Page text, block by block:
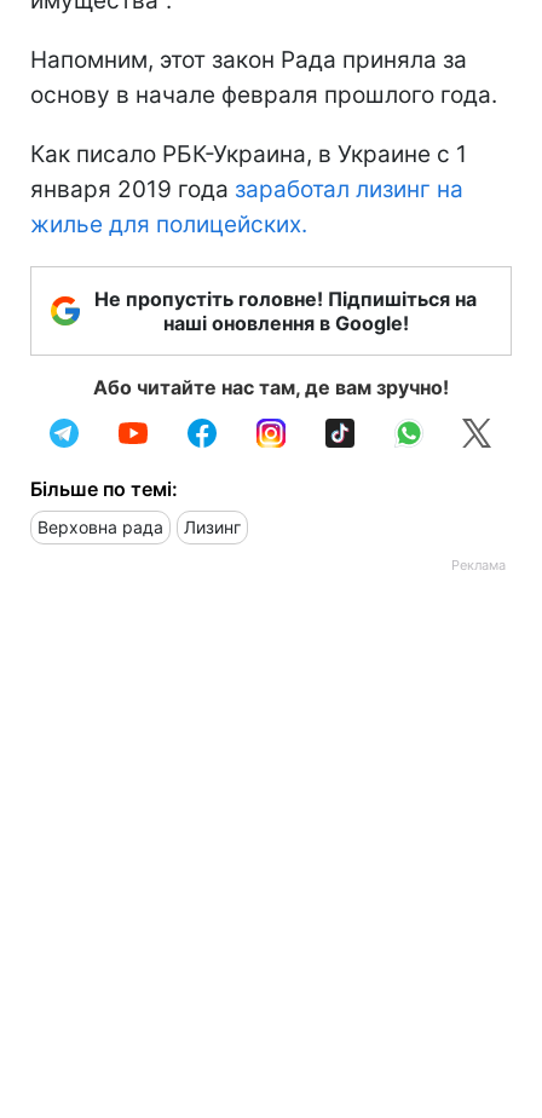
Напомним, этот закон Рада приняла за
основу в начале февраля прошлого года.
Как писало РБК-Украина, в Украине с 1
января 2019 года заработал лизинг на
жилье для полицейских.
Не пропустіть головне! Підпишіться на
наші оновлення в Google!
Або читайте нас там, де вам зручно!
Більше по темі:
Верховна рада Лизинг